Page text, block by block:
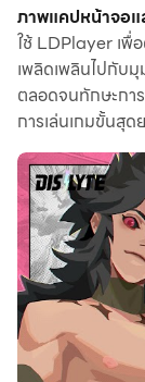
ต้องการเปิดบัญ
มีประโยชน์มาก
มันเพื่อคัดลอกโ
ซิงโครไนซ์ ผูก
ชอบ
นอกจากนี้ การ
สำหรับเกมที่ต้อง
เรียกใช้ตัวซิงโ
ทำซ้ำการกระท
ทำเช่นนี้ คุณสาม
สามารถรับฮีโร่
ขอบคุณการวาง
เริ่มดาวน์โหลด
ภาพแคปหน้าจอแ
ใช้ LDPlayer เพื่
เพลิดเพลินไปกับ
ตลอดจนทักษะกา
การเล่นเกมขั้นสุ